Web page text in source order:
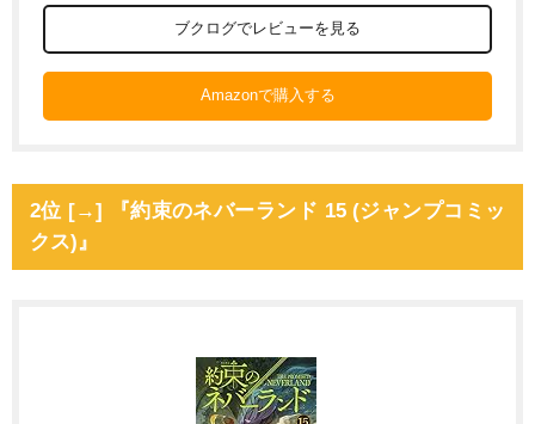
ブクログでレビューを見る
Amazonで購入する
2位 [→] 『約束のネバーランド 15 (ジャンプコミッ
クス)』